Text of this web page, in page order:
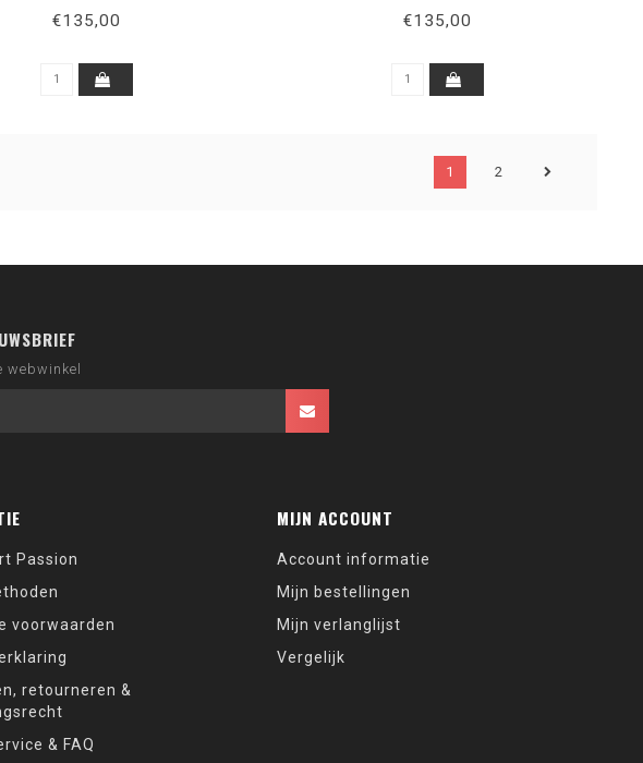
€135,00 €135,00
1 2
webwinkel
Passion
voorwaarden
retourneren &
& FAQ
MIJN ACCOUNT
Account informatie
Mijn bestellingen
Mijn verlanglijst
Vergelijk